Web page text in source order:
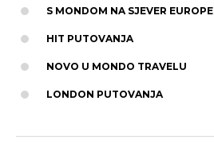
S MONDOM NA SJEVER EUROPE
HIT PUTOVANJA
NOVO U MONDO TRAVELU
LONDON PUTOVANJA